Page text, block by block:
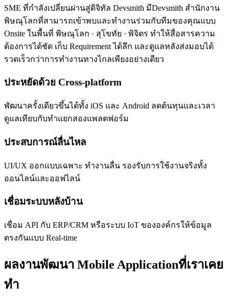
SME ที่กำลังเปลี่ยนผ่านสู่ดิจิทัล Devsmith มีDevsmith สำนักงาน
พิษณุโลกที่สามารถเข้าพบและทำงานร่วมกับทีมของคุณแบบ
Onsite ในพื้นที่ พิษณุโลก · สุโขทัย · พิจิตร ทำให้สื่อสารความ
ต้องการได้ชัด เก็บ Requirement ได้ลึก และดูแลหลังส่งมอบได้
รวดเร็วกว่าการทำงานทางไกลเพียงอย่างเดียว
ประหยัดด้วย Cross-platform
พัฒนาครั้งเดียวขึ้นได้ทั้ง iOS และ Android ลดต้นทุนและเวลา
ดูแลเทียบกับทำแยกสองแพลตฟอร์ม
ประสบการณ์ลื่นไหล
UI/UX ออกแบบเฉพาะ ทำงานลื่น รองรับการใช้งานจริงทั้ง
ออนไลน์และออฟไลน์
เชื่อมระบบหลังบ้าน
เชื่อม API กับ ERP/CRM หรือระบบ IoT ขององค์กรให้ข้อมูล
ตรงกันแบบ Real-time
ผลงานพัฒนา Mobile Applicationที่เราเคย
ทำ